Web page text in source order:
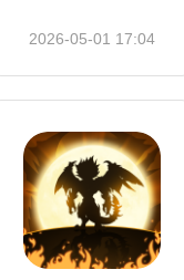
2026-05-01 17:04